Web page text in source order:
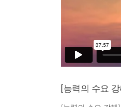
[능력의 수요